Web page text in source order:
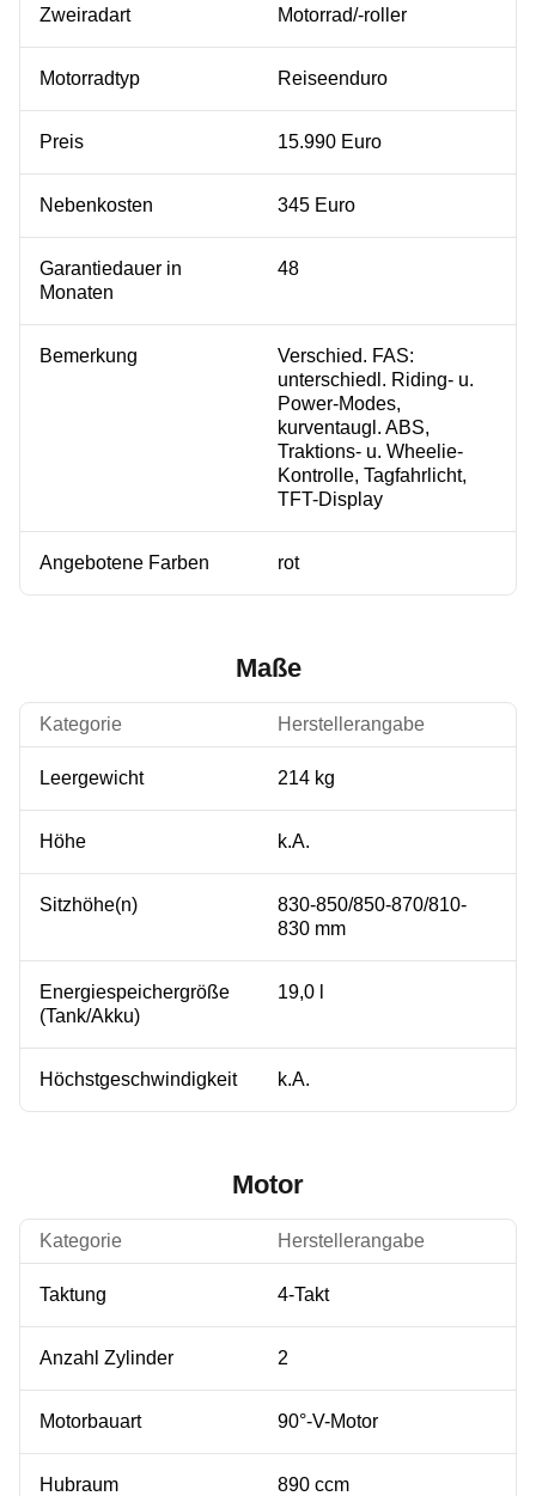
Zweiradart Motorrad/-roller
Motorradtyp Reiseenduro
Preis 15.990 Euro
Nebenkosten 345 Euro
Garantiedauer in
Monaten
48
Bemerkung
Verschied. FAS:
unterschiedl. Riding- u.
Power-Modes,
kurventaugl. ABS,
Traktions- u. Wheelie-
Kontrolle, Tagfahrlicht,
TFT-Display
Angebotene Farben rot
Maße
Kategorie Herstellerangabe
Leergewicht 214 kg
Höhe k.A.
Sitzhöhe(n)
830-850/850-870/810-
830 mm
Energiespeichergröße
(Tank/Akku)
19,0 l
Höchstgeschwindigkeit k.A.
Motor
Kategorie Herstellerangabe
Taktung 4-Takt
Anzahl Zylinder 2
Motorbauart 90°-V-Motor
Hubraum 890 ccm